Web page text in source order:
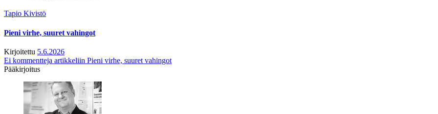
Tapio Kivistö
Pieni virhe, suuret vahingot
Kirjoitettu 5.6.2026
Ei kommentteja artikkeliin Pieni virhe, suuret vahingot
Pääkirjoitus